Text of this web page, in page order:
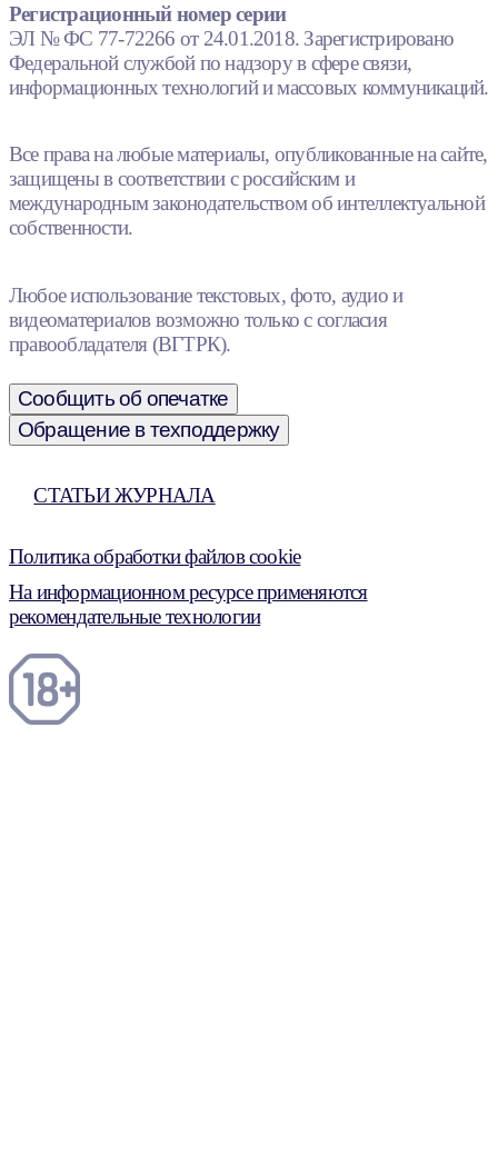
Регистрационный номер серии
ЭЛ № ФС 77-72266 от 24.01.2018. Зарегистрировано
Федеральной службой по надзору в сфере связи,
информационных технологий и массовых коммуникаций.
Все права на любые материалы, опубликованные на сайте,
защищены в соответствии с российским и
международным законодательством об интеллектуальной
собственности.
Любое использование текстовых, фото, аудио и
видеоматериалов возможно только с согласия
правообладателя (ВГТРК).
Сообщить об опечатке
Обращение в техподдержку
СТАТЬИ ЖУРНАЛА
Политика обработки файлов cookie
На информационном ресурсе применяются
рекомендательные технологии